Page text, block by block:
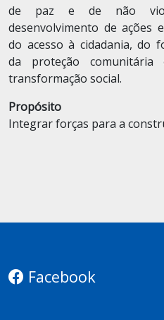
de paz e de não
desenvolvimento de ações
do acesso à cidadania, do
da proteção comunitária
transformação social.
Propósito
Integrar forças para a
Facebook